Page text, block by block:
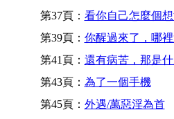
第37頁： 看你自己怎麼個
第39頁： 你醒過來了，哪
第41頁： 還有病苦，那是什
第43頁： 為了一個手機
第45頁： 外遇/萬惡淫為首